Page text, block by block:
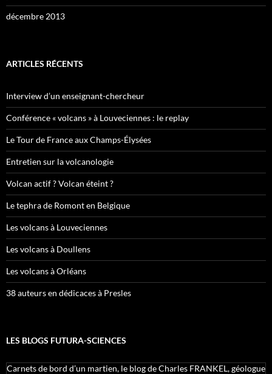
décembre 2013
ARTICLES RÉCENTS
Interview d’un enseignant-chercheur
Conférence « volcans » à Louveciennes : le replay
Le Tour de France aux Champs-Élysées
Entretien sur la volcanologie
Volcan actif ? Volcan éteint ?
Le tephra de Romont en Belgique
Les volcans à Louveciennes
Les volcans à Doullens
Les volcans à Orléans
38 auteurs en dédicaces à Presles
LES BLOGS FUTURA-SCIENCES
Carnets de bord d’un martien, le blog de Charles FRANKEL, géologue